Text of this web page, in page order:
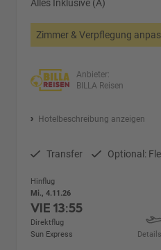
Alles Inklusive (A)
Zimmer & Verpflegung
Anbieter:
BILLA Reisen
Hotelbeschreibung anzeigen
Transfer Optional:
Hinflug
Mi., 4.11.26
VIE13:55
Direktflug
Sun Express
Details